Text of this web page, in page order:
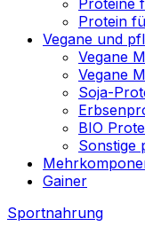
Protein
Vegane und
Vegane
Vegane
Soja-
BIO
Sonstige
Gainer
Sportnahrung